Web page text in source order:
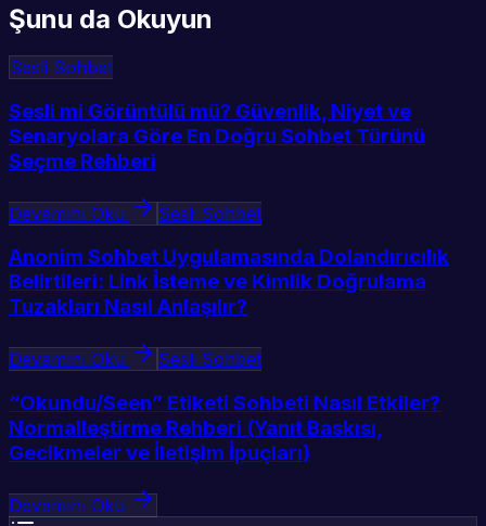
Şunu da Okuyun
Sesli Sohbet
Sesli mi Görüntülü mü? Güvenlik, Niyet ve
Senaryolara Göre En Doğru Sohbet Türünü
Seçme Rehberi
Devamını Oku Sesli Sohbet
Anonim Sohbet Uygulamasında Dolandırıcılık
Belirtileri: Link İsteme ve Kimlik Doğrulama
Tuzakları Nasıl Anlaşılır?
Devamını Oku Sesli Sohbet
“Okundu/Seen” Etiketi Sohbeti Nasıl Etkiler?
Normalleştirme Rehberi (Yanıt Baskısı,
Gecikmeler ve İletişim İpuçları)
Devamını Oku